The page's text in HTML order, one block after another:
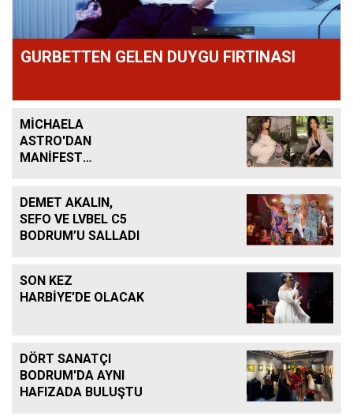
GURBETTEN GELEN DUYGU FIRTINASI
MİCHAELA
ASTRO'DAN
MANİFEST
DEMET AKALIN,
SEFO VE LVBEL C5
BODRUM’U SALLADI
SON KEZ
HARBİYE’DE OLACAK
DÖRT SANATÇI
BODRUM'DA AYNI
HAFIZADA BULUŞTU